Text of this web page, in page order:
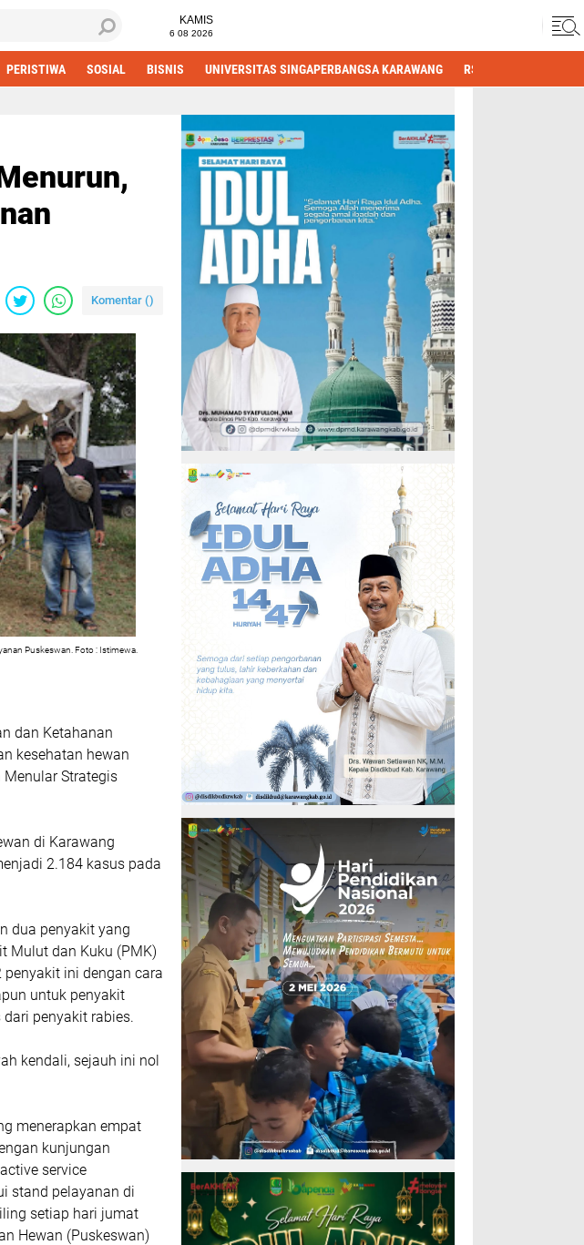
KAMIS
6 08 2026
PERISTIWA SOSIAL BISNIS UNIVERSITAS SINGAPERBANGSA KARAWANG RS HASTIEN
Komentar ()
Puskeswan. Foto : Istimewa.
dan Ketahanan
kesehatan hewan
Strategis
di Karawang
2.184 kasus pada
dua penyakit yang
Mulut dan Kuku (PMK)
penyakit ini dengan cara
untuk penyakit
penyakit rabies.
kendali, sejauh ini nol
menerapkan empat
kunjungan
service
stand pelayanan di
setiap hari jumat
Hewan (Puskeswan)